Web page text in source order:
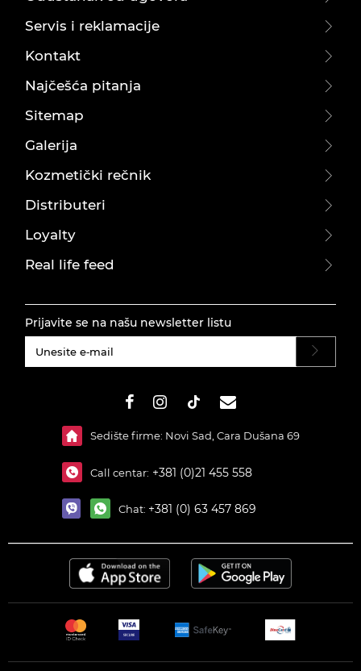
Servis i reklamacije
Kontakt
Najčešća pitanja
Sitemap
Galerija
Kozmetički rečnik
Distributeri
Loyalty
Real life feed
Prijavite se na našu newsletter listu
Sedište firme: Novi Sad, Cara Dušana 69
Call centar: +381 (0)21 455 558
Chat: +381 (0) 63 457 869